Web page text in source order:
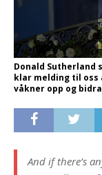
Donald Sutherland
klar melding til
våkner opp og
And if there’s